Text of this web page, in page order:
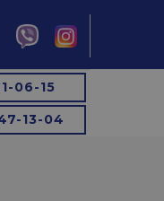
06-15
13-04